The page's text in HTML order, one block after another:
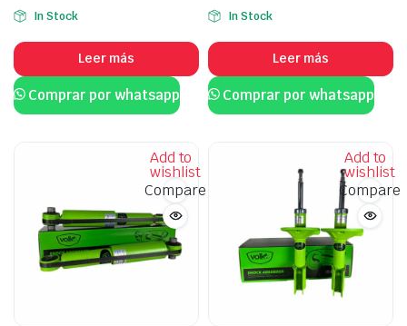
In Stock
Leer más
Comprar por whatsapp
5
In Stock
Leer más
Comprar por whatsapp
Add to
wishlist
Compare
Add to
wishlist
Compare